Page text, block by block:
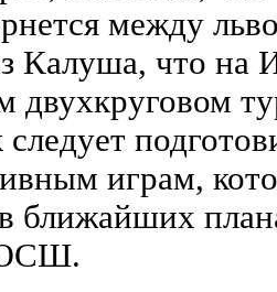
между
Калуша, что на
двухкруговом
играм,
ближайших